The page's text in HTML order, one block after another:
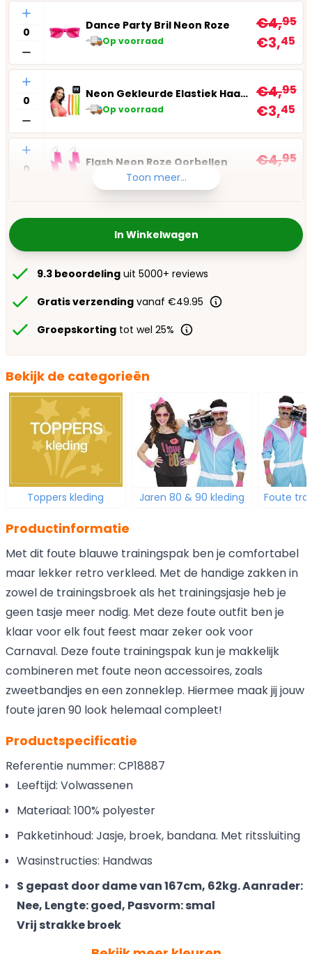
Aantal
Dance Party Bril Neon Roze
Op voorraad
€4,95
€3,45
Aantal
Neon Gekleurde Elastiek Haarbandjes
Op voorraad
€4,95
€3,45
Aantal
Flash Neon Roze Oorbellen
Op voorraad
€4,95
Toon meer...
In Winkelwagen
9.3 beoordeling uit 5000+ reviews
Gratis verzending vanaf €49.95
Groepskorting tot wel 25%
Bekijk de categorieën
Toppers kleding Jaren 80 & 90 kleding Foute
Productinformatie
Met dit foute blauwe trainingspak ben je comfortabel
maar lekker retro verkleed. Met de handige zakken in
zowel de trainingsbroek als het trainingsjasje heb je
geen tasje meer nodig. Met deze foute outfit ben je
klaar voor elk fout feest maar zeker ook voor
Carnaval. Deze foute trainingspak kun je makkelijk
combineren met foute neon accessoires, zoals
zweetbandjes en een zonneklep. Hiermee maak jij jouw
foute jaren 90 look helemaal compleet!
Productspecificatie
Referentie nummer: CP18887
Leeftijd: Volwassenen
Materiaal: 100% polyester
Pakketinhoud: Jasje, broek, bandana. Met ritssluiting
Wasinstructies: Handwas
S gepast door dame van 167cm, 62kg. Aanrader:
Nee, Lengte: goed, Pasvorm: smal
Vrij strakke broek